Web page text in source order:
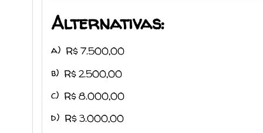
Alternativas:
a) R$ 7.500,00
b) R$ 2.500,00
c) R$ 8.000,00
d) R$ 3.000,00